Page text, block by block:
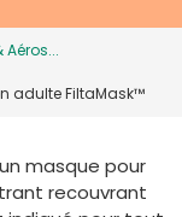
Russia
Sweden
Aéros...
adulte FiltaMask™
masque pour
recouvrant